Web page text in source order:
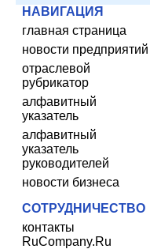
НАВИГАЦИЯ
главная страница
новости предприятий
отраслевой
рубрикатор
алфавитный
указатель
алфавитный
указатель
руководителей
новости бизнеса
СОТРУДНИЧЕСТВО
контакты
RuCompany.Ru